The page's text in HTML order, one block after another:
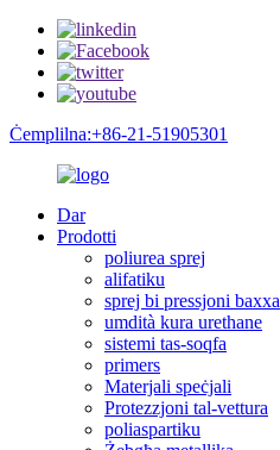
Ċemplilna:+86-21-51905301
Dar
Prodotti
poliurea sprej
alifatiku
sprej bi pressjoni baxxa
umdità kura urethane
sistemi tas-soqfa
primers
Materjali speċjali
Protezzjoni tal-vettura
poliaspartiku